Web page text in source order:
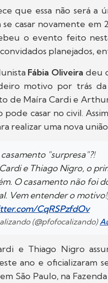
que essa não será a
se casar novamente em
o evento feito
planejados,
Fábia Oliveira deu
motivo por trás
de Maíra Cardi e
pode casar no civil.
realizar uma nova
casamento "surpresa"?!
e Thiago Nigro, o
O casamento não foi
Vem entender o motivo!
CqRSPzfdOv
(@pfofocalizando)
e Thiago Nigro
ano e oficializaram
São Paulo, na